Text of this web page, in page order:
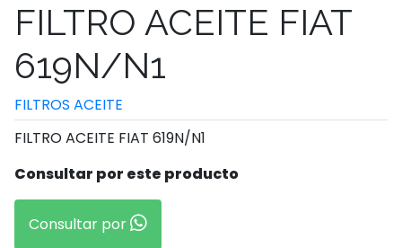
FILTRO ACEITE FIAT
619N/N1
FILTROS ACEITE
FILTRO ACEITE FIAT 619N/N1
Consultar por este producto
Consultar por